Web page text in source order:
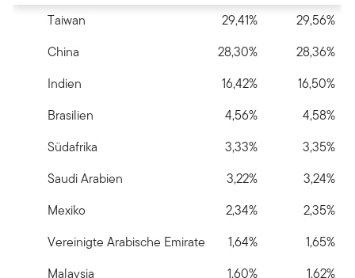
Taiwan 29,41%
29,56%
China
28,30%
28,36%
Indien
16,42%
16,50%
Brasilien
4,56%
4,58%
Südafrika
3,33%
3,35%
Saudi Arabien
3,22%
3,24%
Mexiko
2,34%
2,35%
Vereinigte Arabische Emirate
1,64%
1,65%
Malaysia
1,60%
1,62%